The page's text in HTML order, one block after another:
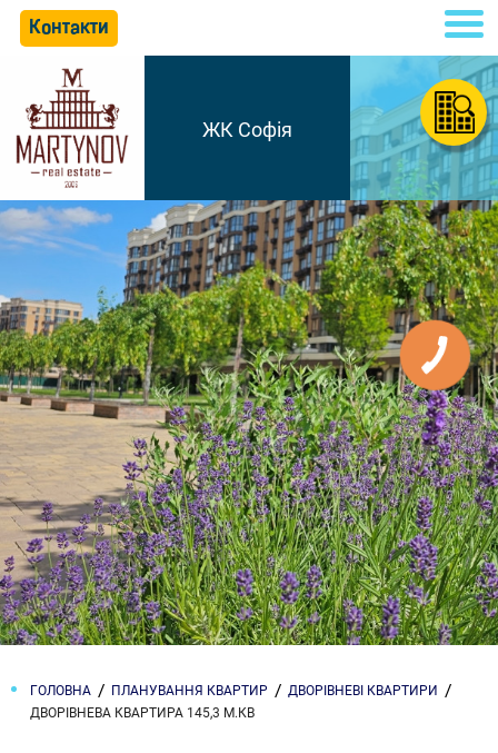
Контакти
ЖК Софія
ГОЛОВНА ПЛАНУВАННЯ КВАРТИР
ДВОРІВНЕВІ КВАРТИРИ
ДВОРІВНЕВА КВАРТИРА 145,3 М.КВ